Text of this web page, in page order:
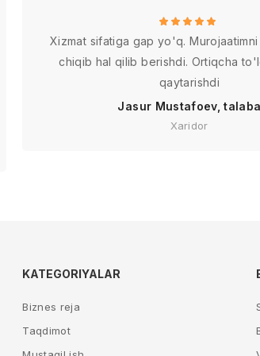
Xizmat sifatiga gap yo'q.
chiqib hal qilib berishdi. Ortiqcha
qaytarishdi
Jasur Mustafoev, talaba
Xaridor
KATEGORIYALAR
Biznes reja
Taqdimot